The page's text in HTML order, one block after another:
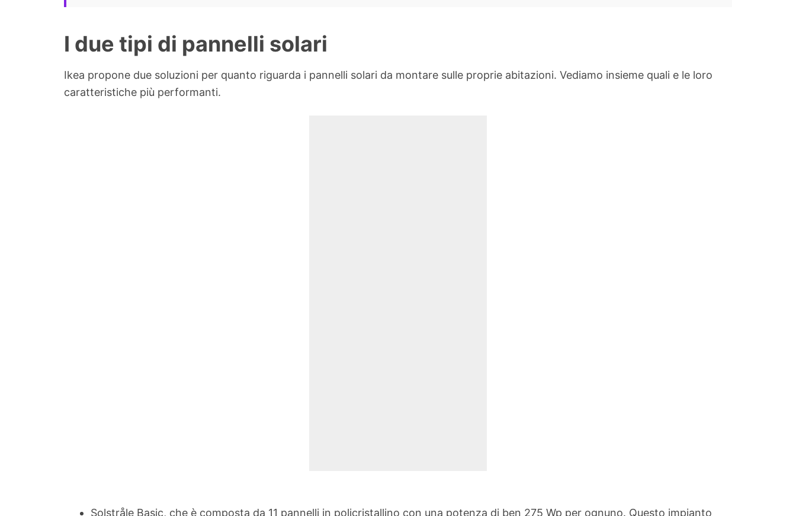
I due tipi di pannelli solari
Ikea propone due soluzioni per quanto riguarda i pannelli solari da montare sulle proprie abitazioni. Vediamo insieme quali e le loro
caratteristiche più performanti.
Solstråle Basic, che è composta da 11 pannelli in policristallino con una potenza di ben 275 Wp per ognuno. Questo impianto